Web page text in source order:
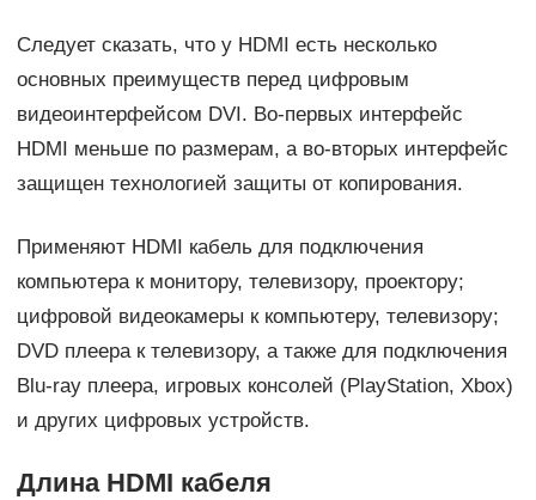
Следует сказать, что у HDMI есть несколько
основных преимуществ перед цифровым
видеоинтерфейсом DVI. Во-первых интерфейс
HDMI меньше по размерам, а во-вторых интерфейс
защищен технологией защиты от копирования.
Применяют HDMI кабель для подключения
компьютера к монитору, телевизору, проектору;
цифровой видеокамеры к компьютеру, телевизору;
DVD плеера к телевизору, а также для подключения
Blu-ray плеера, игровых консолей (PlayStation, Xbox)
и других цифровых устройств.
Длина HDMI кабеля